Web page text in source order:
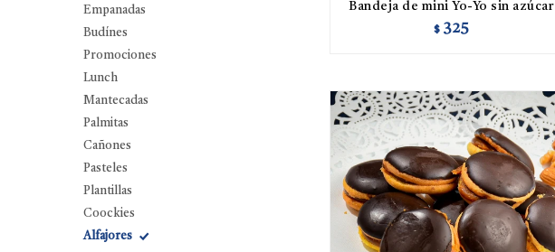
Bandeja de mini Yo-Yo sin azúcar
$ 325
Empanadas
Budínes
Promociones
Lunch
Mantecadas
Palmitas
Cañones
Pasteles
Plantillas
Coockies
Alfajores